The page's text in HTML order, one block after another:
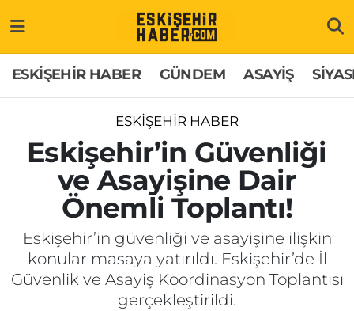
ESKİŞEHİR HABER GÜNDEM ASAYİŞ
ESKİŞEHİR HABER
Eskişehir’in Güvenliği
ve Asayişine Dair
Önemli Toplantı!
Eskişehir’in güvenliği ve asayişine ilişkin
konular masaya yatırıldı. Eskişehir’de İl
Güvenlik ve Asayiş Koordinasyon Toplantısı
gerçekleştirildi.
GÜNDEM
ASAYİŞ
SİYASET
EKONOMİ
SAĞLIK
Hakkımızda
İletişim
Künye
Odunpazarı Trafik Yoğunluk Haritası
Süper Lig Puan Durumu ve Fikstür
Tüm Manşetler
Son Dakika Haberleri
Haber Arşivi